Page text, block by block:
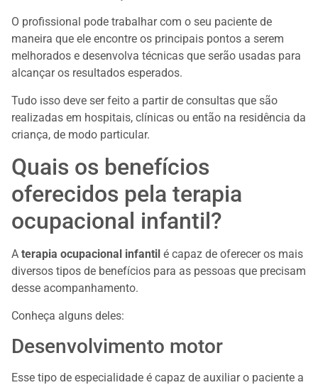
O profissional pode trabalhar com o seu paciente de
maneira que ele encontre os principais pontos a serem
melhorados e desenvolva técnicas que serão usadas para
alcançar os resultados esperados.
Tudo isso deve ser feito a partir de consultas que são
realizadas em hospitais, clínicas ou então na residência da
criança, de modo particular.
Quais os benefícios
oferecidos pela terapia
ocupacional infantil?
A terapia ocupacional infantil é capaz de oferecer os mais
diversos tipos de benefícios para as pessoas que precisam
desse acompanhamento.
Conheça alguns deles:
Desenvolvimento motor
Esse tipo de especialidade é capaz de auxiliar o paciente a